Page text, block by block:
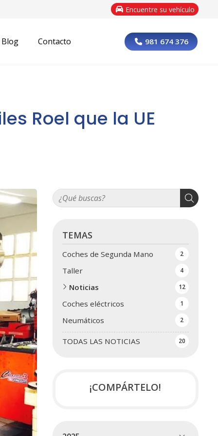
Encuentre su vehículo
Blog Contacto 981 674 376
Roel que la UE
TEMAS
TODAS LAS NOTICIAS 20
Coches de Segunda Mano 2
Taller 4
Noticias 12
Coches eléctricos 1
Neumáticos 2
¡COMPÁRTELO!